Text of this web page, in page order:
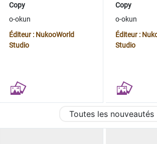
Copy
o-okun
Éditeur : NukooWorld
Studio
Copy
o-okun
Éditeur :
Studio
Toutes les